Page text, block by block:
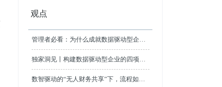
观点
管理者必看：为什么成就数据驱动型企业
是大势所趋？
独家洞见丨构建数据驱动型企业的四项关
键工作、两大切入点、三层应用架构
数智驱动的“无人财务共享”下，流程如何